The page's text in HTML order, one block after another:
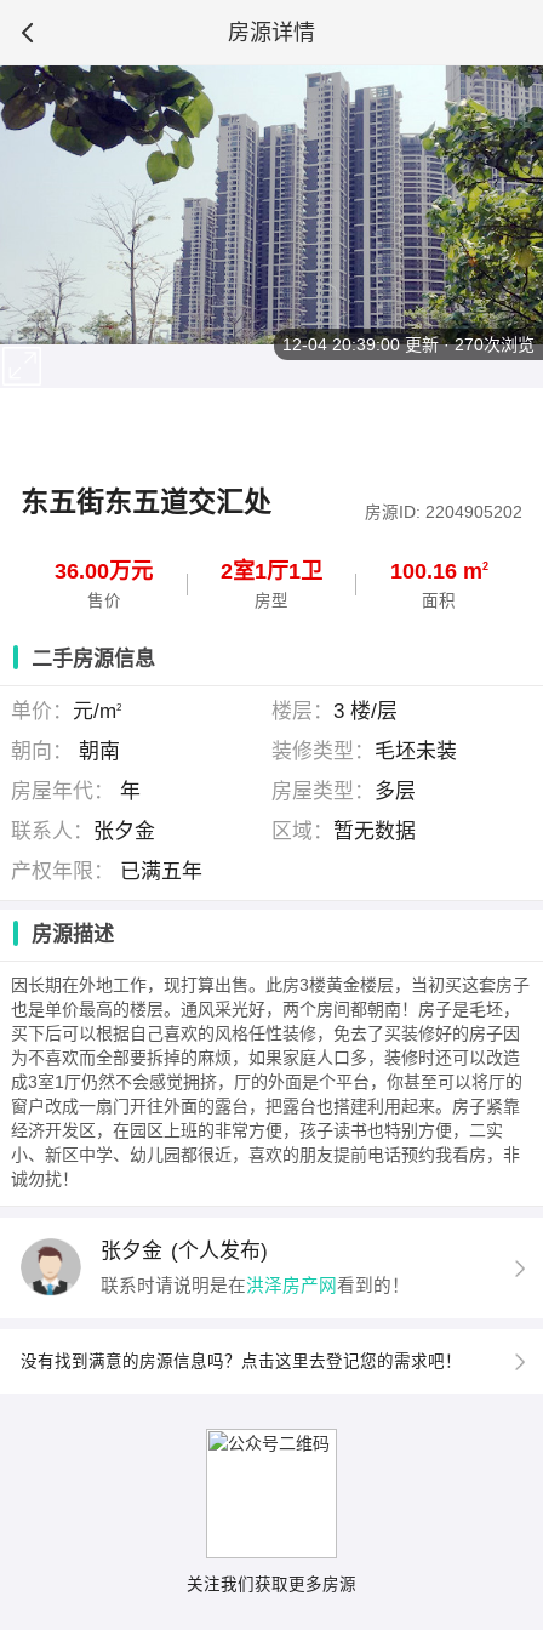
房源详情
东五街东五道交汇处 房源ID: 2204905202
36.00万元
售价
2室1厅1卫
房型
100.16 m2
面积
12-04 20:39:00更新 · 270次浏览
二手房源信息
单价： 元/m2 楼层： 3 楼/层
朝向：
朝南 装修类型： 毛坯未装
房屋年代：
年 房屋类型： 多层
联系人： 张夕金 区域： 暂无数据
产权年限：
已满五年
房源描述
因长期在外地工作，现打算出售。此房3楼黄金楼层，当初买这套房子
也是单价最高的楼层。通风采光好，两个房间都朝南！房子是毛坯，
买下后可以根据自己喜欢的风格任性装修，免去了买装修好的房子因
为不喜欢而全部要拆掉的麻烦，如果家庭人口多，装修时还可以改造
成3室1厅仍然不会感觉拥挤，厅的外面是个平台，你甚至可以将厅的
窗户改成一扇门开往外面的露台，把露台也搭建利用起来。房子紧靠
经济开发区，在园区上班的非常方便，孩子读书也特别方便，二实
小、新区中学、幼儿园都很近，喜欢的朋友提前电话预约我看房，非
诚勿扰！
张夕金 (个人发布)
联系时请说明是在洪泽房产网看到的！
没有找到满意的房源信息吗？点击这里去登记您的需求吧！
关注我们获取更多房源